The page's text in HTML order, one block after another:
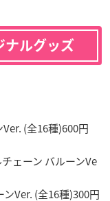
ナルグッズ
(全16種)600円
ェーン バルーンVe
Ver. (全16種)300円